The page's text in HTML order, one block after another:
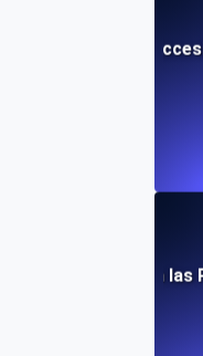
Directrices de
¿Qué son